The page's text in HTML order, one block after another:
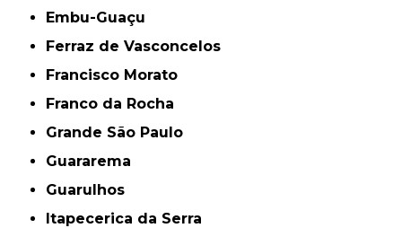
Embu-Guaçu
Ferraz de Vasconcelos
Francisco Morato
Franco da Rocha
Grande São Paulo
Guararema
Guarulhos
Itapecerica da Serra